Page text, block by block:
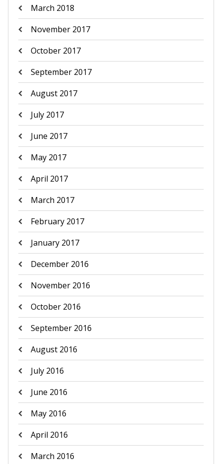
March 2018
November 2017
October 2017
September 2017
August 2017
July 2017
June 2017
May 2017
April 2017
March 2017
February 2017
January 2017
December 2016
November 2016
October 2016
September 2016
August 2016
July 2016
June 2016
May 2016
April 2016
March 2016